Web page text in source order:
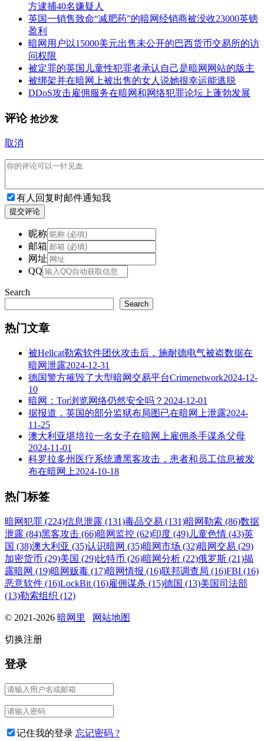
方逮捕40名嫌疑人
英国一销售致命“减肥药”的暗网经销商被没收23000英镑
盈利
暗网用户以15000美元出售未公开的巴西货币交易所的访
问权限
被定罪的英国儿童性犯罪者承认自己是暗网网站的版主
被绑架并在暗网上被出售的女人说她很幸运能逃脱
DDoS攻击雇佣服务在暗网和网络犯罪论坛上蓬勃发展
评论 抢沙发
取消
有人回复时邮件通知我
提交评论
昵称
邮箱
网址
QQ
Search
Search
热门文章
被Hellcat勒索软件团伙攻击后，施耐德电气被盗数据在
暗网泄露2024-12-31
德国警方摧毁了大型暗网交易平台Crimenetwork2024-12-
10
暗网：Tor浏览网络仍然安全吗？ 2024-12-01
据报道，英国的部分监狱布局图已在暗网上泄露2024-
11-25
澳大利亚堪培拉一名女子在暗网上雇佣杀手谋杀父母
2024-11-01
科罗拉多州医疗系统遭黑客攻击，患者和员工信息被发
布在暗网上2024-10-18
热门标签
暗网犯罪 (224)信息泄露 (131)毒品交易 (131)暗网勒索 (86)数据
泄露 (84)黑客攻击 (66)暗网监控 (62)印度 (49) 儿童色情 (43)英
国 (38)澳大利亚 (35)认识暗网 (35)暗网市场 (32)暗网交易 (29)
加密货币 (29)美国 (29)比特币 (26)暗网分析 (22)俄罗斯 (21)揭
露暗网 (19)暗网贩毒 (17)暗网情报 (16)联邦调查局 (16)FBI (16)
恶意软件 (16)LockBit (16)雇佣谋杀 (15)德国 (13)美国司法部
(13)勒索组织 (12)
© 2021-2026 暗网里 网站地图
切换注册
登录
记住我的登录 忘记密码 ?